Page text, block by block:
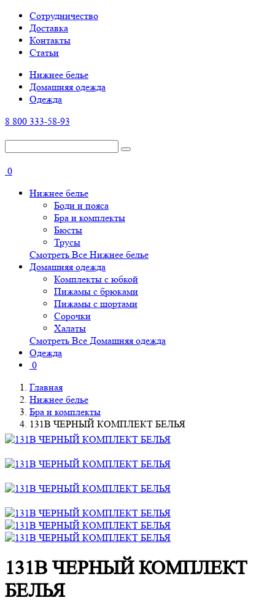
Cотрудничество
Доставка
Контакты
Статьи
Нижнее белье
Домашняя одежда
Одежда
8 800 333-58-93
0
Нижнее белье
Боди и пояса
Бра и комплекты
Бюсты
Трусы
Смотреть Все Нижнее белье
Домашняя одежда
Комплекты с юбкой
Пижамы с брюками
Пижамы с шортами
Сорочки
Халаты
Смотреть Все Домашняя одежда
Одежда
0
Главная
Нижнее белье
Бра и комплекты
131B ЧЕРНЫЙ КОМПЛЕКТ БЕЛЬЯ
131B ЧЕРНЫЙ КОМПЛЕКТ
БЕЛЬЯ